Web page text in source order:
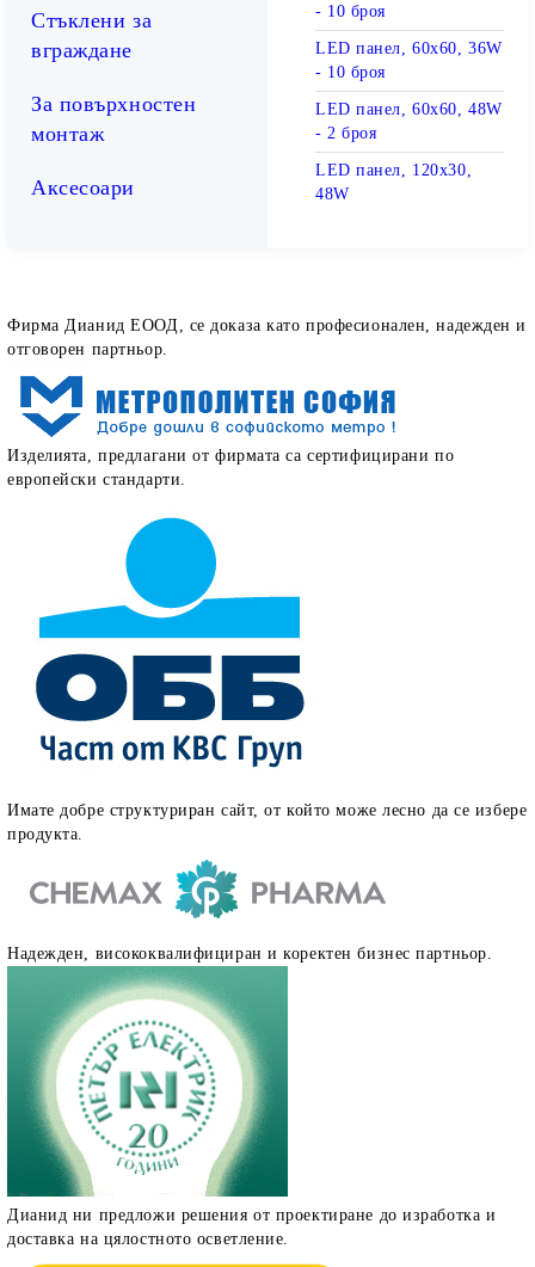
Стъклени за
вграждане
За повърхностен
монтаж
Аксесоари
- 10 броя
LED панел, 60х60, 36W
- 10 броя
LED панел, 60х60, 48W
- 2 броя
LED панел, 120х30,
48W
Фирма Дианид ЕООД, се доказа като професионален, надежден и
отговорен партньор.
Изделията, предлагани от фирмата са сертифицирани по
европейски стандарти.
Имате добре структуриран сайт, от който може лесно да се избере
продукта.
Надежден, висококвалифициран и коректен бизнес партньор.
Дианид ни предложи решения от проектиране до изработка и
доставка на цялостното осветление.